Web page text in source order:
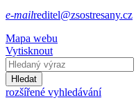
e-mailreditel@zsostresany.cz
Mapa webu
Vytisknout
Hledat
rozšířené vyhledávání